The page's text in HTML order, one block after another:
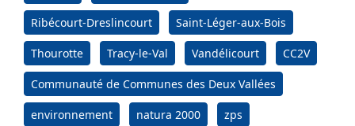
Ribécourt-Dreslincourt Saint-Léger-aux-Bois
Thourotte Tracy-le-Val Vandélicourt CC2V
Communauté de Communes des Deux Vallées
environnement natura 2000 zps